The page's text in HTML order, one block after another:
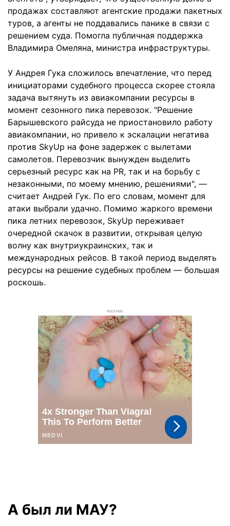
продажах составляют агентские продажи пакетных
туров, а агенты не поддавались панике в связи с
решением суда. Помогла публичная поддержка
Владимира Омеляна, министра инфраструктуры.
У Андрея Гука сложилось впечатление, что перед
инициаторами судебного процесса скорее стояла
задача вытянуть из авиакомпании ресурсы в
момент сезонного пика перевозок. "Решение
Барышевского райсуда не приостановило работу
авиакомпании, но привело к эскалации негатива
против SkyUp на фоне задержек с вылетами
самолетов. Перевозчик вынужден выделить
серьезный ресурс как на PR, так и на борьбу с
незаконными, по моему мнению, решениями", —
считает Андрей Гук. По его словам, момент для
атаки выбрали удачно. Помимо жаркого времени
пика летних перевозок, SkyUp переживает
очередной скачок в развитии, открывая целую
волну как внутриукраинских, так и
международных рейсов. В такой период выделять
ресурсы на решение судебных проблем — большая
роскошь.
РЕКЛАМА
А был ли МАУ?